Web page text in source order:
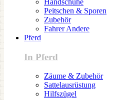
Handschuhe
Peitschen & Sporen
Zubehör
Fahrer Andere
Pferd
In Pferd
Zäume & Zubehör
Sattelausrüstung
Hilfszügel